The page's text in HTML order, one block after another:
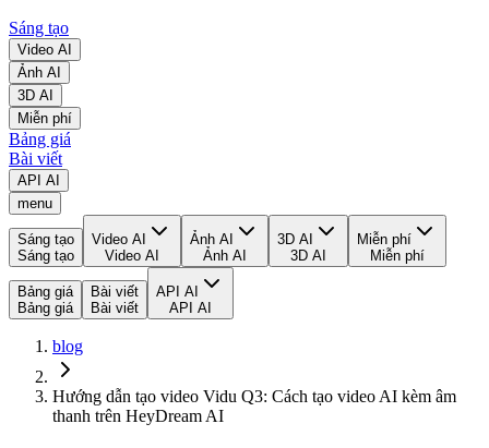
Sáng tạo
Video AI
Ảnh AI
3D AI
Miễn phí
Bảng giá
Bài viết
API AI
menu
Sáng tạo
Sáng tạo
Video AI
Video AI
Ảnh AI
Ảnh AI
3D AI
3D AI
Miễn phí
Miễn phí
Bảng giá
Bảng giá
Bài viết
Bài viết
API AI
API AI
blog
Hướng dẫn tạo video Vidu Q3: Cách tạo video AI kèm âm
thanh trên HeyDream AI